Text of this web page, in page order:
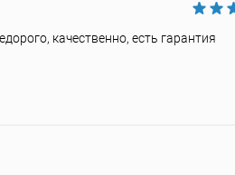
качественно, есть гарантия